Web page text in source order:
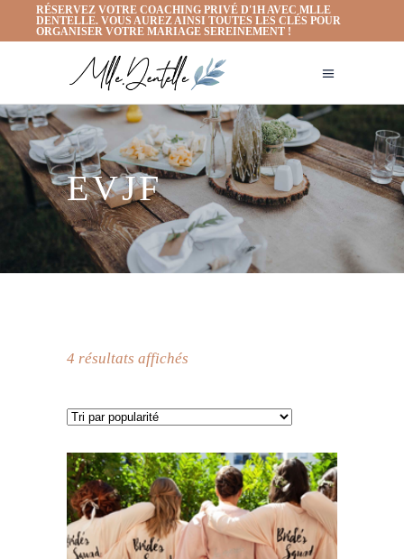
RÉSERVEZ VOTRE COACHING PRIVÉ D'1H AVEC MLLE
DENTELLE. VOUS AUREZ AINSI TOUTES LES CLÉS POUR
ORGANISER VOTRE MARIAGE SEREINEMENT !
EVJF
4 résultats affichés